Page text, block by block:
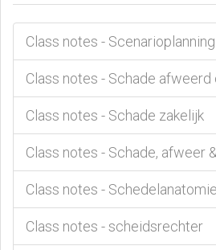
Class notes - Scenarioplanning
Class notes - Schade afweerd
Class notes - Schade zakelijk
Class notes - Schade, afweer
Class notes - Schedelanatomie
Class notes - scheidsrechter